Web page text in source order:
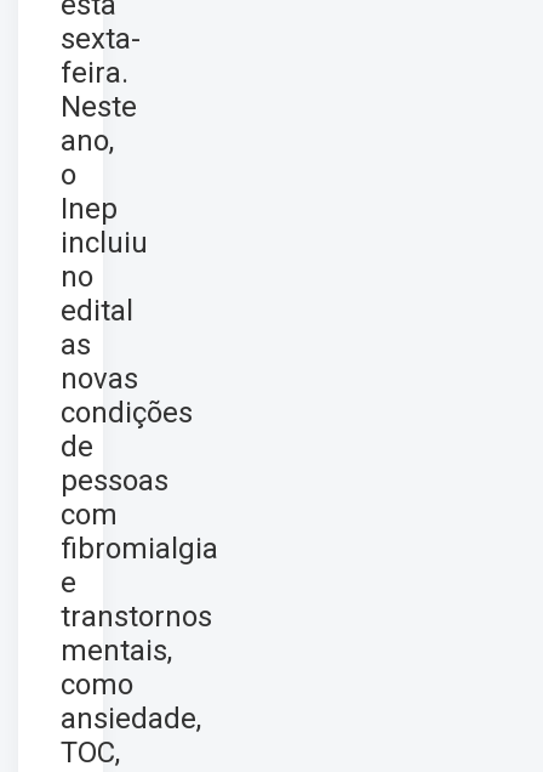
sexta-
feira.
Neste
ano,
o
Inep
incluiu
no
edital
as
novas
condições
de
pessoas
com
fibromialgia
e
transtornos
mentais,
como
ansiedade,
TOC,